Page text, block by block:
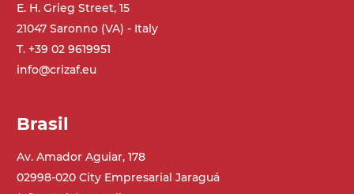
E. H. Grieg Street, 15
21047 Saronno (VA) - Italy
T. +39 02 9619951
info@crizaf.eu
Brasil
Av. Amador Aguiar, 178
02998-020 City Empresarial Jaraguá